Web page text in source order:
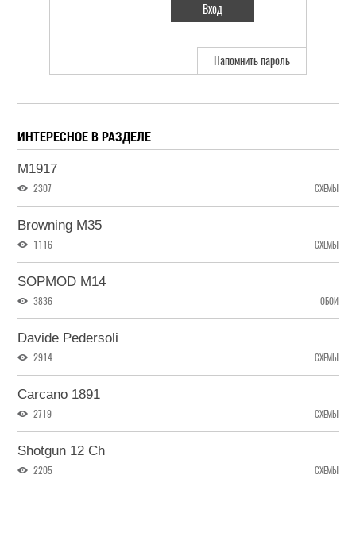
Напомнить пароль
ИНТЕРЕСНОЕ В РАЗДЕЛЕ
M1917
2307 СХЕМЫ
Browning M35
1116 СХЕМЫ
SOPMOD M14
3836 ОБОИ
Davide Pedersoli
2914 СХЕМЫ
Carcano 1891
2719 СХЕМЫ
Shotgun 12 Ch
2205 СХЕМЫ